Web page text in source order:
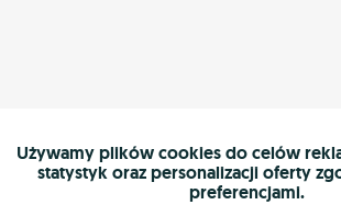
Używamy plików cookies do celów
statystyk oraz personalizacji oferty
preferencjami.